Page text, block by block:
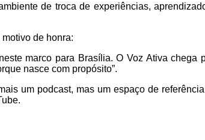
de troca de experiências,
de honra:
marco para Brasília. O Voz Ativa
nasce com propósito”.
um podcast, mas um espaço de